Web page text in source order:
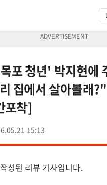
포 청년' 박지현에
집에서 살아볼래
포착]
15:13
성된 리뷰 기사입니다.